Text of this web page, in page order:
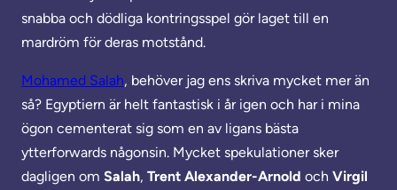
snabba och dödliga kontringsspel gör laget till en
mardröm för deras motstånd.
Mohamed Salah, behöver jag ens skriva mycket mer än
så? Egyptiern är helt fantastisk i år igen och har i mina
ögon cementerat sig som en av ligans bästa
ytterforwards någonsin. Mycket spekulationer sker
dagligen om Salah, Trent Alexander-Arnold och Virgil